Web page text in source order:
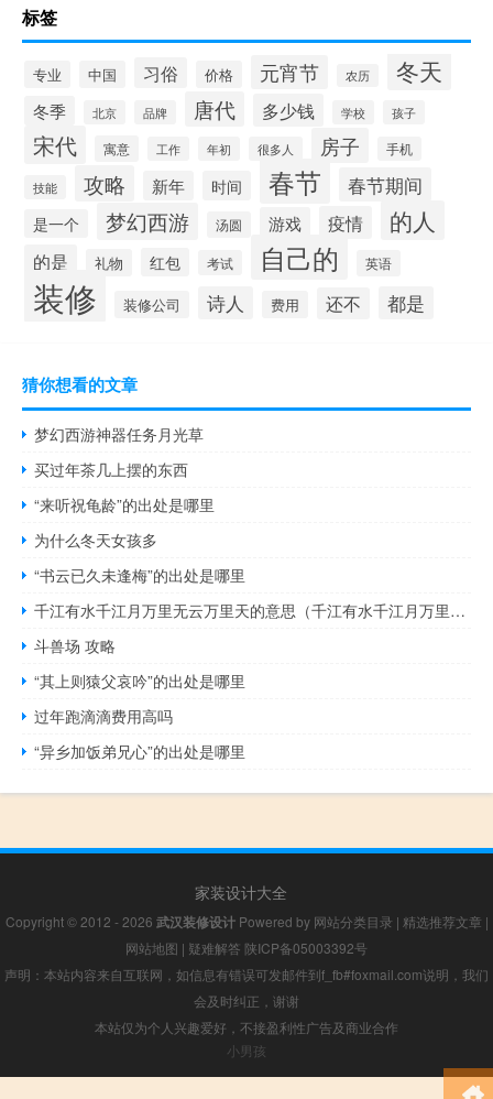
标签
专业 中国 习俗 价格 元宵节 农历 冬天
冬季 北京 品牌 唐代 多少钱 学校 孩子
宋代 寓意 工作 年初 很多人 房子 手机
技能 攻略 新年 时间 春节 春节期间
是一个 梦幻西游 汤圆 游戏 疫情 的人
的是 礼物 红包 考试 自己的 英语
装修 装修公司 诗人 费用 还不 都是
猜你想看的文章
梦幻西游神器任务月光草
买过年茶几上摆的东西
“来听祝龟龄”的出处是哪里
为什么冬天女孩多
“书云已久未逢梅”的出处是哪里
千江有水千江月万里无云万里天的意思（千江有水千江月万里无云万里云的意思）
斗兽场 攻略
“其上则猿父哀吟”的出处是哪里
过年跑滴滴费用高吗
“异乡加饭弟兄心”的出处是哪里
家装设计大全
Copyright © 2012 - 2026 武汉装修设计Powered by 网站分类目录 | 精选推荐文章 |
网站地图 | 疑难解答 陕ICP备05003392号
声明：本站内容来自互联网，如信息有错误可发邮件到f_fb#foxmail.com说明，我们
会及时纠正，谢谢
本站仅为个人兴趣爱好，不接盈利性广告及商业合作
小男孩